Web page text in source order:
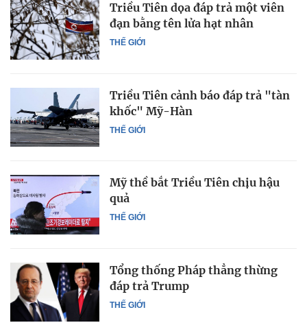
THẾ GIỚI
Triều Tiên dọa đáp trả một viên
đạn bằng tên lửa hạt nhân
THẾ GIỚI
Triều Tiên cảnh báo đáp trả "tàn
khốc" Mỹ-Hàn
THẾ GIỚI
Mỹ thề bắt Triều Tiên chịu hậu
quả
THẾ GIỚI
Tổng thống Pháp thẳng thừng
đáp trả Trump